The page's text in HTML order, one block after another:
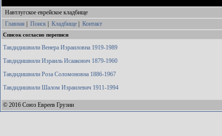
Навтлугское еврейское кладбище
Главная
Поиск Кладбище Контакт
Список согласно переписи
Тавдидишвили Венера Израиловна 1919-1989
Тавдидишвили Израиль Исаакович 1879-1960
Тавдидишвили Роза Соломоновна 1886-1967
Тавдидишвили Шалом Израилевич 1911-1994
© 2016 Союз Евреев Грузии